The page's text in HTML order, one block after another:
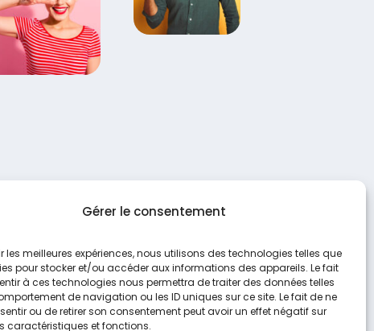
Gérer le consentement
les meilleures expériences, nous utilisons des technologies telles que
pour stocker et/ou accéder aux informations des appareils. Le fait
à ces technologies nous permettra de traiter des données telles
de navigation ou les ID uniques sur ce site. Le fait de ne
ou de retirer son consentement peut avoir un effet négatif sur
caractéristiques et fonctions.